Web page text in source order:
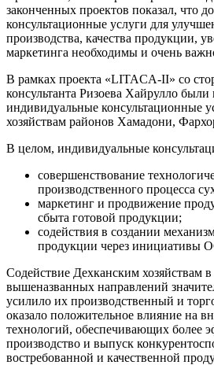
законченных проектов показал, что
консультационные услуги для
производства, качества продукции,
маркетинга необходимы и очень
В рамках проекта «LITACA-II» со
консультанта Ризоева Хайрулло
индивидуальные консультационные
хозяйствам районов Хамадони,
В целом, индивидуальные
совершенствование
производственного процесса
маркетинг и продвижение
сбыта готовой продукции;
содействия в создании
продукции через инициативы
Содействие Дехканским хозяйствам в
вышеназванных направлений
усилило их производственный и
оказало положительное влияние на
технологий, обеспечивающих более
производство и выпуск
востребованной и качественной